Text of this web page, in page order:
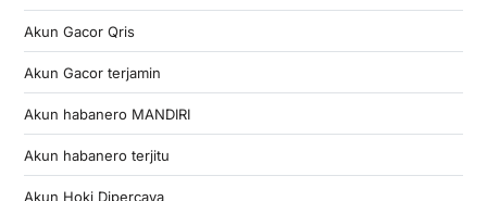
Akun Gacor Qris
Akun Gacor terjamin
Akun habanero MANDIRI
Akun habanero terjitu
Akun Hoki Dipercaya